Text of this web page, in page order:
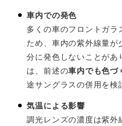
車内での発色
多くの車のフロントガラ
ため、車内の紫外線量が
分に発色しないことがあ
は、前述の車内でも色づ
途サングラスの併用を検
気温による影響
調光レンズの濃度は紫外